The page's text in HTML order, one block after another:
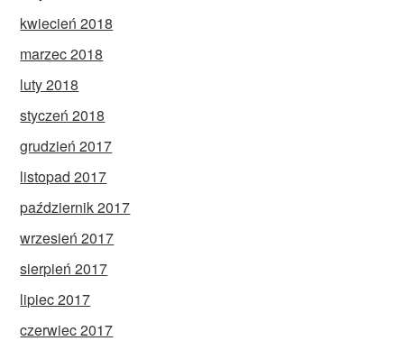
kwiecień 2018
marzec 2018
luty 2018
styczeń 2018
grudzień 2017
listopad 2017
październik 2017
wrzesień 2017
sierpień 2017
lipiec 2017
czerwiec 2017